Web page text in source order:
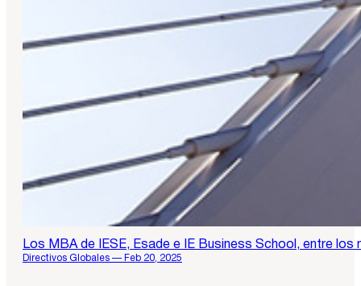
Los MBA de IESE, Esade e IE Business School, entre los
Directivos Globales — Feb 20, 2025